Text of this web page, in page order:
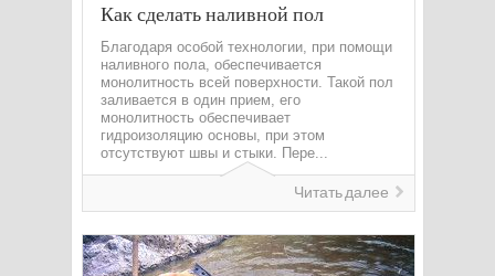
Как сделать наливной пол
Благодаря особой технологии, при помощи
наливного пола, обеспечивается
монолитность всей поверхности. Такой пол
заливается в один прием, его
монолитность обеспечивает
гидроизоляцию основы, при этом
отсутствуют швы и стыки. Пере...
Читать далее